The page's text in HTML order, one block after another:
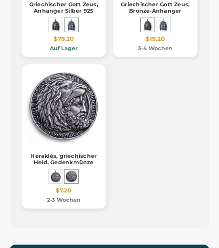
Griechischer Gott Zeus,
Anhänger Silber 925
$79.20
Auf Lager
Griechischer Gott Zeus,
Bronze-Anhänger
$19.20
3-4 Wochen
Héraklés, griechischer
Held, Gedenkmünze
$7.20
2-3 Wochen